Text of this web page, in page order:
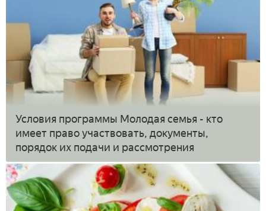
Условия программы Молодая семья - кто
имеет право участвовать, документы,
порядок их подачи и рассмотрения